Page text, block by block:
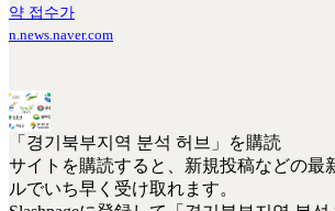
약 접수가
n.news.naver.com
「경기북부지역 분석 허브」を購読
サイトを購読すると、新規投稿などの最
ルでいち早く受け取れます。